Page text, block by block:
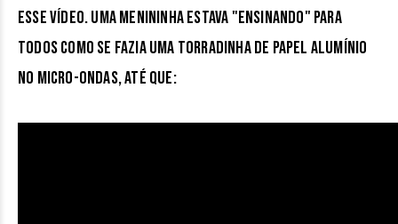
esse vídeo. Uma menininha estava "ensinando" para
todos como se fazia uma torradinha de papel alumínio
no micro-ondas, até que: